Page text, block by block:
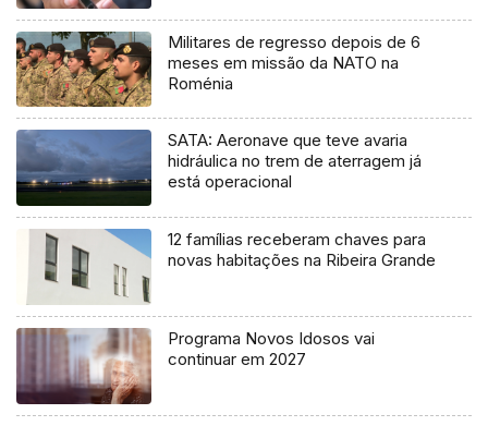
Militares de regresso depois de 6
meses em missão da NATO na
Roménia
SATA: Aeronave que teve avaria
hidráulica no trem de aterragem já
está operacional
12 famílias receberam chaves para
novas habitações na Ribeira Grande
Programa Novos Idosos vai
continuar em 2027